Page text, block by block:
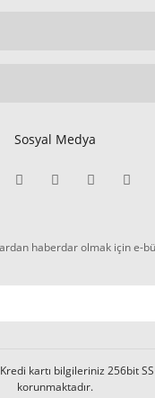
Sosyal Medya
haberdar olmak için e-
kartı bilgileriniz 256bit
korunmaktadır.